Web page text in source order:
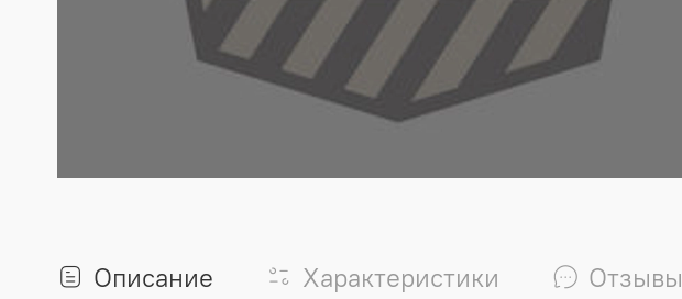
Описание Характеристики Отзывы